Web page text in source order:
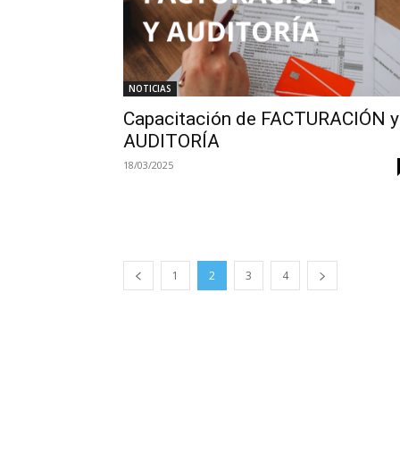
NOTICIAS
Capacitación de FACTURACIÓN y
AUDITORÍA
18/03/2025
1 2 3 4